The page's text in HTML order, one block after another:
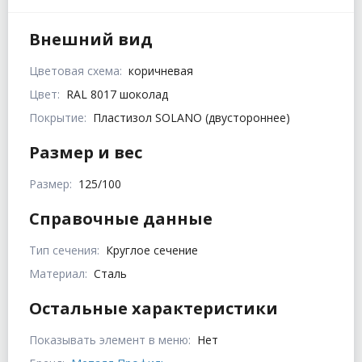
Внешний вид
Цветовая схема: коричневая
Цвет: RAL 8017 шоколад
Покрытие: Пластизол SOLANO (двустороннее)
Размер и вес
Размер: 125/100
Справочные данные
Тип сечения: Круглое сечение
Материал: Сталь
Остальные характеристики
Показывать элемент в меню: Нет